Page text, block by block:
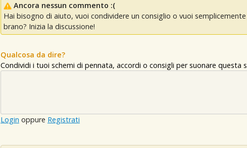
Ancora nessun commento :(
Hai bisogno di aiuto, vuoi condividere un consiglio o vuoi
brano? Inizia la discussione!
Qualcosa da dire?
Condividi i tuoi schemi di pennata, accordi o consigli per suonare questa
Login oppure Registrati